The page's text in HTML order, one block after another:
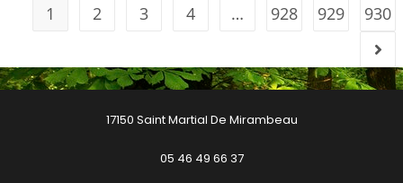
1 2 3 4 … 928 929 930
17150 Saint Martial De Mirambeau
05 46 49 66 37